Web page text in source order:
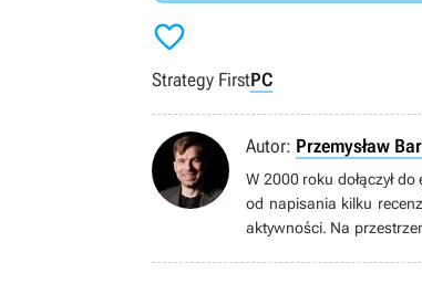

Strategy FirstPC
Autor: Przemysław
W 2000 roku dołączył
od napisania kilku
aktywności. Na